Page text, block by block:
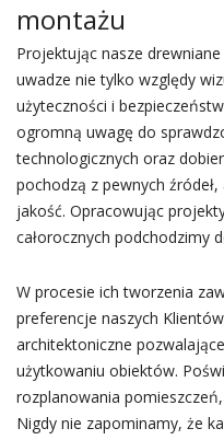
montażu
Projektując nasze drewniane
uwadze nie tylko względy
użyteczności i
ogromną uwagę do
technologicznych oraz
pochodzą z pewnych
jakość. Opracowując
całorocznych podchodzimy
W procesie ich tworzenia
preferencje naszych
architektoniczne
użytkowaniu obiektów.
rozplanowania
Nigdy nie zapominamy, że